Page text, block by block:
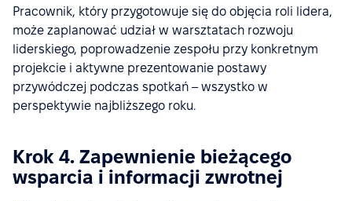
Pracownik, który przygotowuje się do objęcia roli lidera,
może zaplanować udział w warsztatach rozwoju
liderskiego, poprowadzenie zespołu przy konkretnym
projekcie i aktywne prezentowanie postawy
przywódczej podczas spotkań – wszystko w
perspektywie najbliższego roku.
Krok 4. Zapewnienie bieżącego
wsparcia i informacji zwrotnej